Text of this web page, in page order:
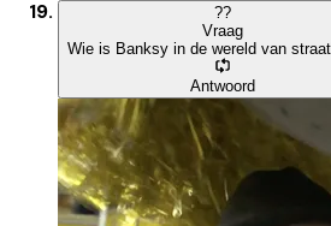
??
Vraag
Wie is Banksy in de wereld van
Antwoord